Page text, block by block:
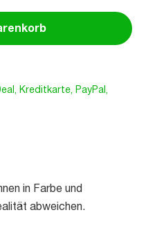
in Farbe und
abweichen.
Kreditkarte, PayPal,